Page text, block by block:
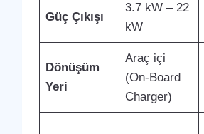
Güç Çıkışı
3.7 kW – 22
kW
Dönüşüm
Yeri
Araç içi
(On-Board
Charger)